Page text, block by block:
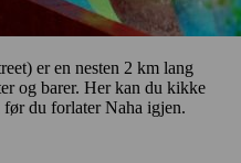
er en nesten 2 km lang
og barer. Her kan du kikke
før du forlater Naha igjen.